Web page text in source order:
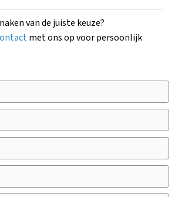
van de juiste keuze?
met ons op voor persoonlijk